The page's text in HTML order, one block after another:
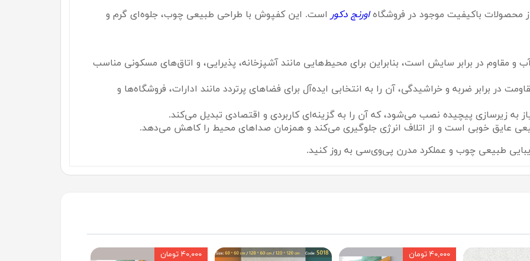
محصولات باکیفیت موجود در فروشگاه اورنج دکور است. این کفپوش با طراحی طبیعی چوب، جلوه‌ای گرم و
مقاوم در برابر سایش است، بنابراین برای محیط‌هایی مانند آشپزخانه، پذیرایی، و اتاق‌های مسکونی مناسب
در برابر ضربه و خراشیدگی، آن را به انتخابی ایده‌آل برای فضاهای پرتردد مانند ادارات، فروشگاه‌ها و
به زیرسازی پیچیده نصب می‌شود، که آن را به گزینه‌ای کاربردی و اقتصادی تبدیل می‌کند.
عایق خوبی است و از اتلاف انرژی جلوگیری می‌کند و همزمان صداهای محیط را کاهش می‌دهد.
طبیعی چوب و عملکرد مدرن پی‌وی‌سی به روز کنید.
۴۰,۰۰۰ تومان ۴۰,۰۰۰ تومان